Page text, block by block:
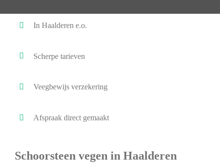
In Haalderen e.o.
Scherpe tarieven
Veegbewijs verzekering
Afspraak direct gemaakt
Schoorsteen vegen in Haalderen